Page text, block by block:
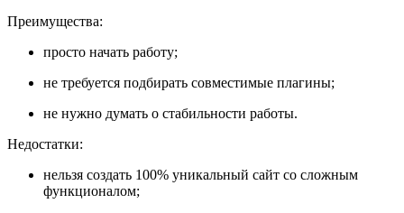
Преимущества:
просто начать работу;
не требуется подбирать совместимые плагины;
не нужно думать о стабильности работы.
Недостатки:
нельзя создать 100% уникальный сайт со сложным
функционалом;